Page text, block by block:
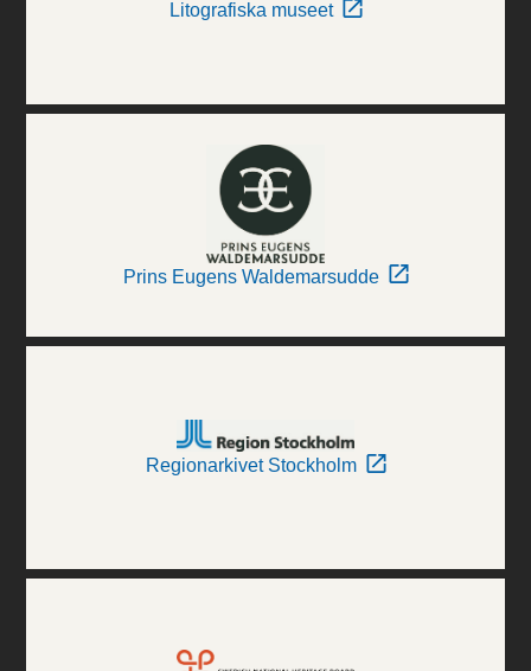
Litografiska museet
Prins Eugens Waldemarsudde
Regionarkivet Stockholm